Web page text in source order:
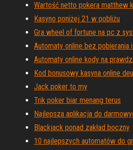
Wartość netto pokera matthew
Kasyno poniżej 21 w pobliżu
Gra wheel of fortune na pc z
Automaty online bez pobierania
Automaty online kody na
Kod bonusowy kasyna online
Jack poker to my
Trik poker biar menang terus
Najlepsza aplikacja do
Blackjack ponad zakład boczny
10 najlepszych automatów do